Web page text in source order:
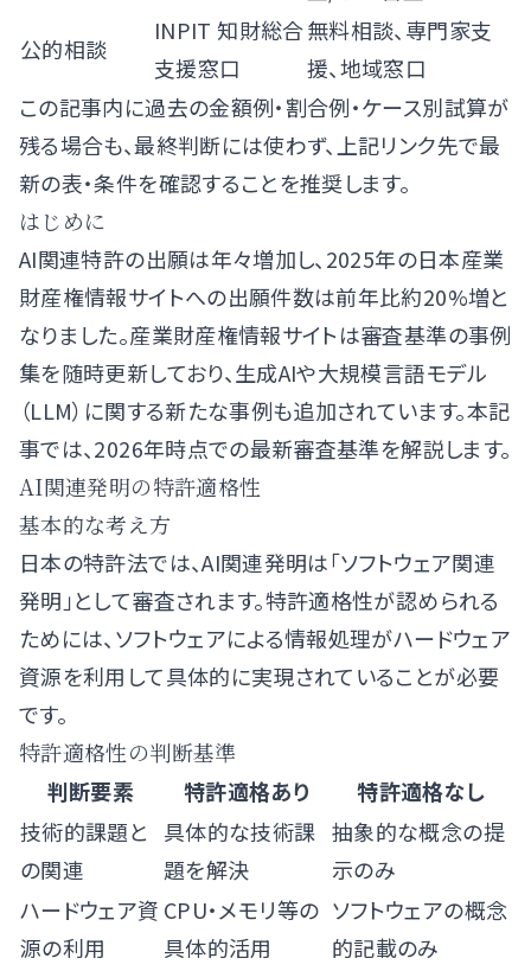
公的相談
INPIT 知財総合
支援窓口
無料相談、専門家支
援、地域窓口
この記事内に過去の金額例・割合例・ケース別試算が
残る場合も、最終判断には使わず、上記リンク先で最
新の表・条件を確認することを推奨します。
はじめに
AI関連特許の出願は年々増加し、2025年の日本産業
財産権情報サイトへの出願件数は前年比約20%増と
なりました。産業財産権情報サイトは審査基準の事例
集を随時更新しており、生成AIや大規模言語モデル
（LLM）に関する新たな事例も追加されています。本記
事では、2026年時点での最新審査基準を解説します。
AI関連発明の特許適格性
基本的な考え方
日本の特許法では、AI関連発明は「ソフトウェア関連
発明」として審査されます。特許適格性が認められる
ためには、ソフトウェアによる情報処理がハードウェア
資源を利用して具体的に実現されていることが必要
です。
特許適格性の判断基準
判断要素
特許適格あり
特許適格なし
技術的課題と
の関連
具体的な技術課
題を解決
抽象的な概念の提
示のみ
ハードウェア資
源の利用
CPU・メモリ等の
具体的活用
ソフトウェアの概念
的記載のみ